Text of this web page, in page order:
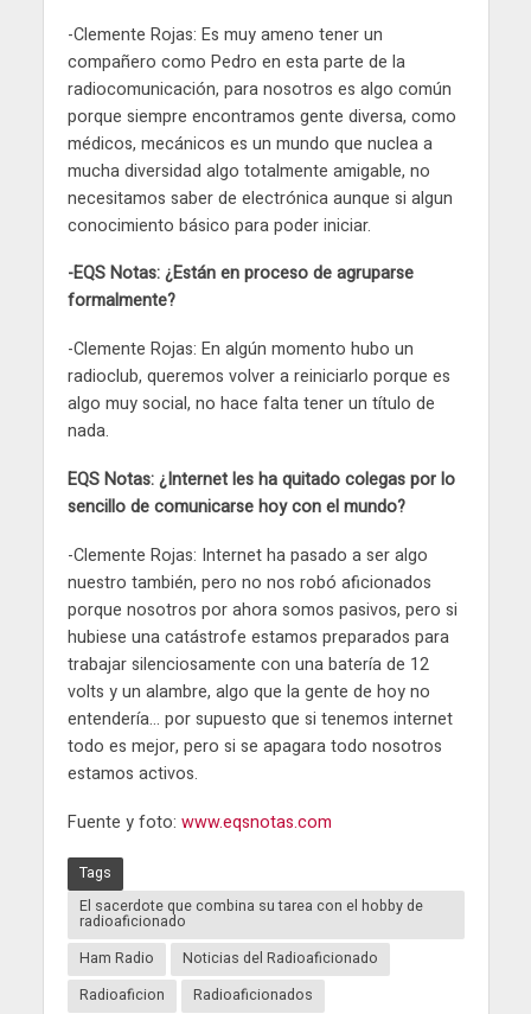
-Clemente Rojas: Es muy ameno tener un
compañero como Pedro en esta parte de la
radiocomunicación, para nosotros es algo común
porque siempre encontramos gente diversa, como
médicos, mecánicos es un mundo que nuclea a
mucha diversidad algo totalmente amigable, no
necesitamos saber de electrónica aunque si algun
conocimiento básico para poder iniciar.
-EQS Notas: ¿Están en proceso de agruparse
formalmente?
-Clemente Rojas: En algún momento hubo un
radioclub, queremos volver a reiniciarlo porque es
algo muy social, no hace falta tener un título de
nada.
EQS Notas: ¿Internet les ha quitado colegas por lo
sencillo de comunicarse hoy con el mundo?
-Clemente Rojas: Internet ha pasado a ser algo
nuestro también, pero no nos robó aficionados
porque nosotros por ahora somos pasivos, pero si
hubiese una catástrofe estamos preparados para
trabajar silenciosamente con una batería de 12
volts y un alambre, algo que la gente de hoy no
entendería… por supuesto que si tenemos internet
todo es mejor, pero si se apagara todo nosotros
estamos activos.
Fuente y foto: www.eqsnotas.com
Tags
El sacerdote que combina su tarea con el hobby de
radioaficionado
Ham Radio
Noticias del Radioaficionado
Radioaficion
Radioaficionados